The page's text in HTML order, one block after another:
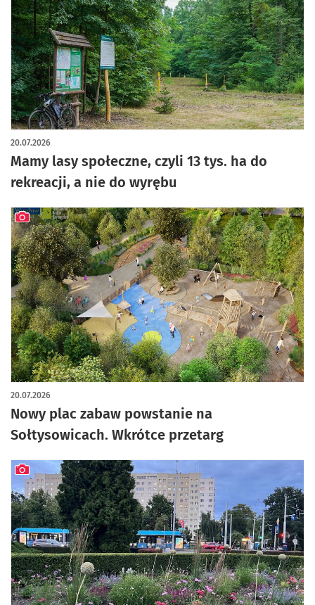
Mamy lasy społeczne, czyli 13 tys. ha do
rekreacji, a nie do wyrębu
20.07.2026
artykuł z galerią zdjęć
Nowy plac zabaw powstanie na
Sołtysowicach. Wkrótce przetarg
20.07.2026
artykuł z galerią zdjęć